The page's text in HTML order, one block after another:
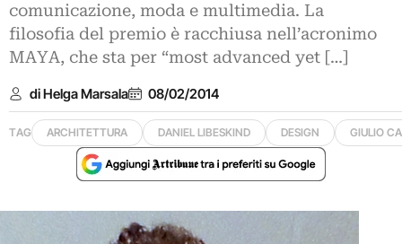
comunicazione, moda e multimedia. La
filosofia del premio è racchiusa nell’acronimo
MAYA, che sta per “most advanced yet […]
di Helga Marsala 08/02/2014
TAG ARCHITETTURA DANIEL LIBESKIND DESIGN GIULIO